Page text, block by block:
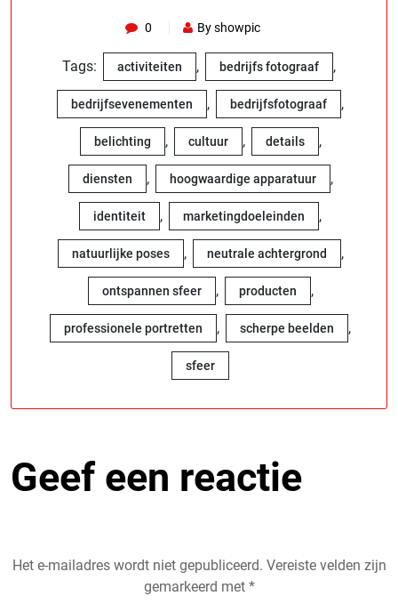
0 By showpic
Tags: activiteiten , bedrijfs fotograaf ,
bedrijfsevenementen , bedrijfsfotograaf ,
belichting , cultuur , details ,
diensten , hoogwaardige apparatuur ,
identiteit , marketingdoeleinden ,
natuurlijke poses , neutrale achtergrond ,
ontspannen sfeer , producten ,
professionele portretten , scherpe beelden ,
sfeer
Geef een reactie
Het e-mailadres wordt niet gepubliceerd. Vereiste velden zijn
gemarkeerd met *